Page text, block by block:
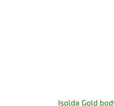
Isolda Gold